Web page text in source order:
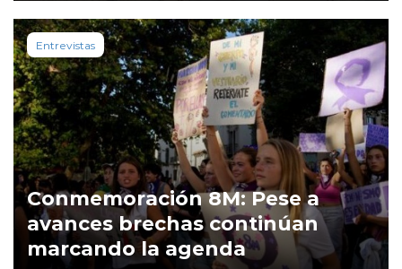
Entrevistas
Conmemoración 8M: Pese a
avances brechas continúan
marcando la agenda